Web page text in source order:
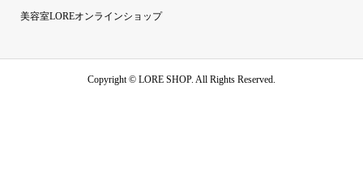
美容室LOREオンラインショップ
Copyright © LORE SHOP. All Rights Reserved.